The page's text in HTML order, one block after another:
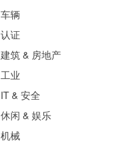
车辆
认证
建筑 & 房地产
工业
IT & 安全
休闲 & 娱乐
机械